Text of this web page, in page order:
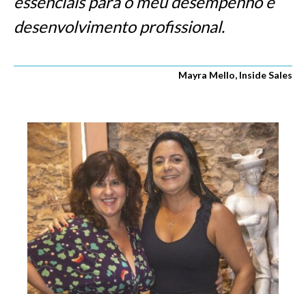
desenvolvimento profissional.
Mayra Mello, Inside Sales